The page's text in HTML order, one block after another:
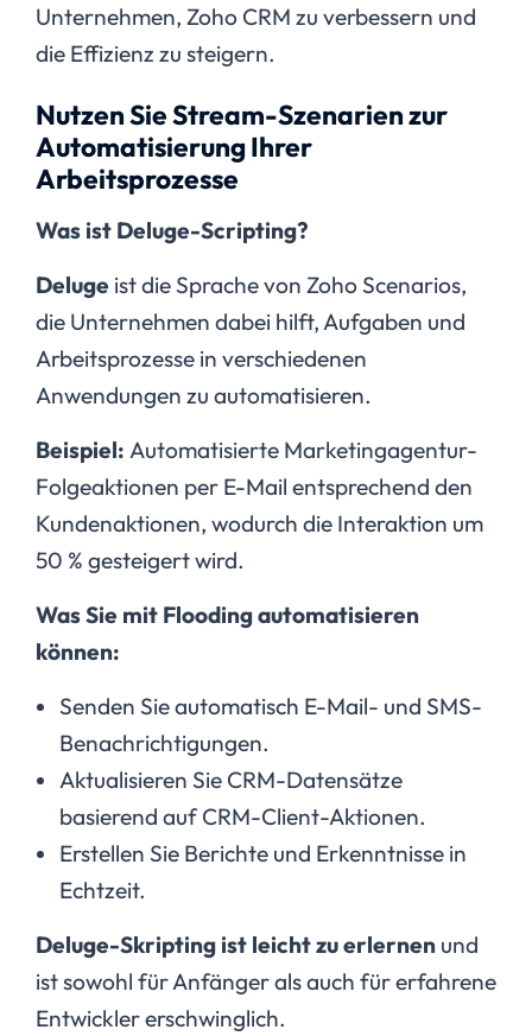
Unternehmen, Zoho CRM zu verbessern und
die Effizienz zu steigern.
Nutzen Sie Stream-Szenarien zur
Automatisierung Ihrer
Arbeitsprozesse
Was ist Deluge-Scripting?
Deluge ist die Sprache von Zoho Scenarios,
die Unternehmen dabei hilft, Aufgaben und
Arbeitsprozesse in verschiedenen
Anwendungen zu automatisieren.
Beispiel: Automatisierte Marketingagentur-
Folgeaktionen per E-Mail entsprechend den
Kundenaktionen, wodurch die Interaktion um
50 % gesteigert wird.
Was Sie mit Flooding automatisieren
können:
Senden Sie automatisch E-Mail- und SMS-
Benachrichtigungen.
Aktualisieren Sie CRM-Datensätze
basierend auf CRM-Client-Aktionen.
Erstellen Sie Berichte und Erkenntnisse in
Echtzeit.
Deluge-Skripting ist leicht zu erlernen und
ist sowohl für Anfänger als auch für erfahrene
Entwickler erschwinglich.